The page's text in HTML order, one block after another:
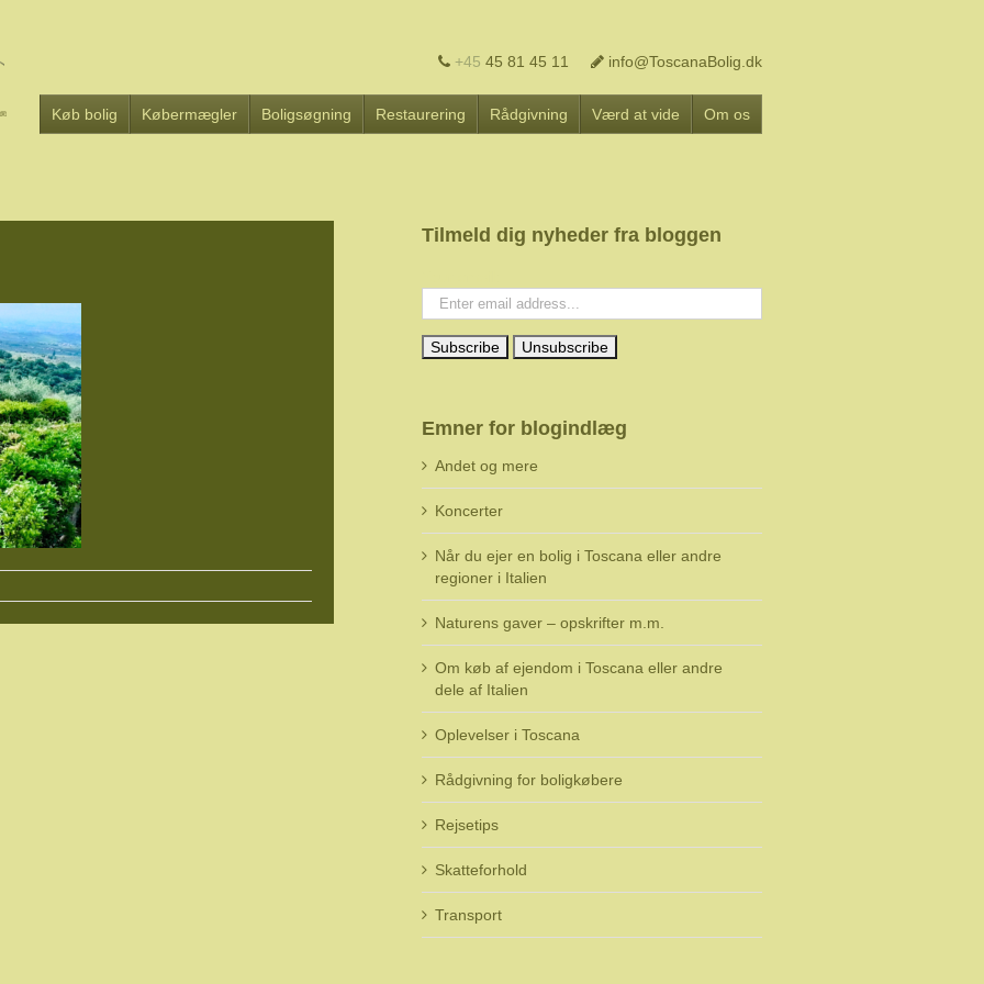
+45 45 81 45 11 info@ToscanaBolig.dk
Køb bolig Købermægler Boligsøgning Restaurering Rådgivning Værd at vide Om os
Tilmeld dig nyheder fra bloggen
Emner for blogindlæg
Andet og mere
Koncerter
Når du ejer en bolig i Toscana eller andre
regioner i Italien
Naturens gaver – opskrifter m.m.
Om køb af ejendom i Toscana eller andre
dele af Italien
Oplevelser i Toscana
Rådgivning for boligkøbere
Rejsetips
Skatteforhold
Transport